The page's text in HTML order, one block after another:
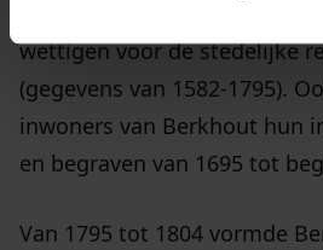
wettigen voor de stedelijke
(gegevens van 1582-1795).
inwoners van Berkhout hun
en begraven van 1695 tot
Van 1795 tot 1804 vormde